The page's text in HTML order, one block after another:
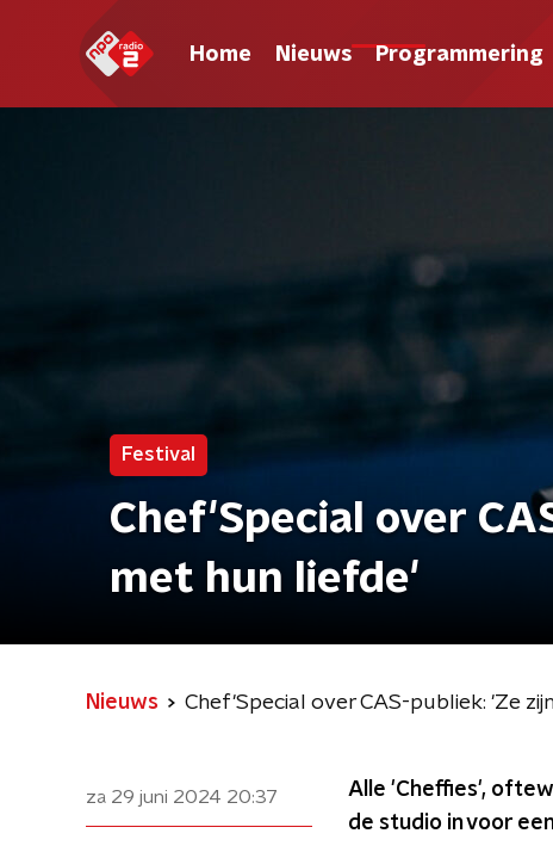
Home Nieuws Programmering
Festival
Chef'Special over
met hun liefde'
Nieuws Chef'Special over CAS-publiek: 'Ze
za 29 juni 2024 20:37
Alle 'Cheffies',
de studio in voor